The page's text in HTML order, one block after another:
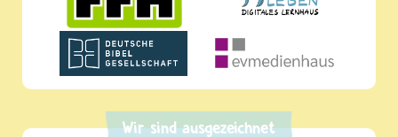
Wir sind ausgezeichnet